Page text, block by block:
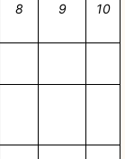
8 9 10